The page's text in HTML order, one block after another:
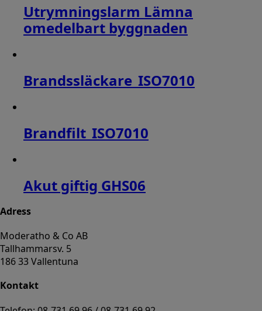
Utrymningslarm Lämna
omedelbart byggnaden
Brandssläckare_ISO7010
Brandfilt_ISO7010
Akut giftig GHS06
Adress
Moderatho & Co AB
Tallhammarsv. 5
186 33 Vallentuna
Kontakt